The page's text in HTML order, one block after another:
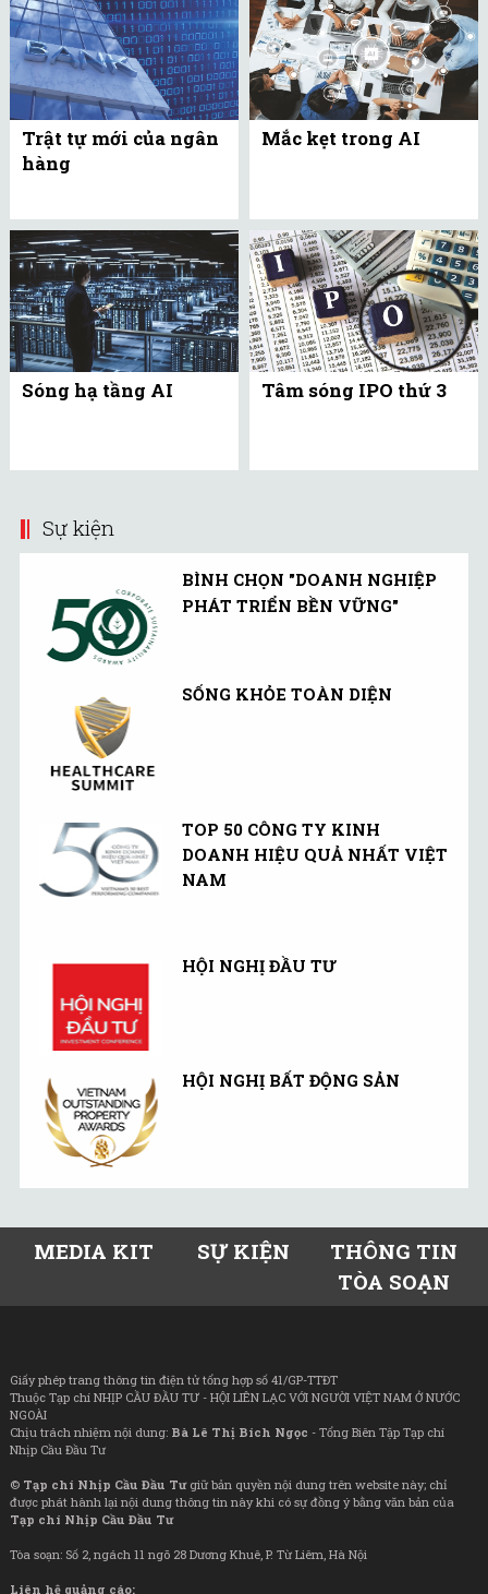
Trật tự mới của ngân
hàng
Mắc kẹt trong AI
Sóng hạ tầng AI Tâm sóng IPO thứ 3
Sự kiện
BÌNH CHỌN "DOANH NGHIỆP
PHÁT TRIỂN BỀN VỮNG"
SỐNG KHỎE TOÀN DIỆN
TOP 50 CÔNG TY KINH
DOANH HIỆU QUẢ NHẤT VIỆT
NAM
HỘI NGHỊ ĐẦU TƯ
HỘI NGHỊ BẤT ĐỘNG SẢN
MEDIA KIT SỰ KIỆN
THÔNG TIN
TÒA SOẠN
Giấy phép trang thông tin điện tử tổng hợp số 41/GP-TTĐT
Thuộc Tạp chí NHỊP CẦU ĐẦU TƯ - HỘI LIÊN LẠC VỚI NGƯỜI VIỆT NAM Ở NƯỚC
NGOÀI
Chịu trách nhiệm nội dung: Bà Lê Thị Bích Ngọc - Tổng Biên Tập Tạp chí
Nhịp Cầu Đầu Tư
© Tạp chí Nhịp Cầu Đầu Tưgiữ bản quyền nội dung trên website này; chỉ
được phát hành lại nội dung thông tin này khi có sự đồng ý bằng văn bản của
Tạp chí Nhịp Cầu Đầu Tư
Tòa soạn: Số 2, ngách 11 ngõ 28 Dương Khuê, P. Từ Liêm, Hà Nội
Liên hệ quảng cáo: